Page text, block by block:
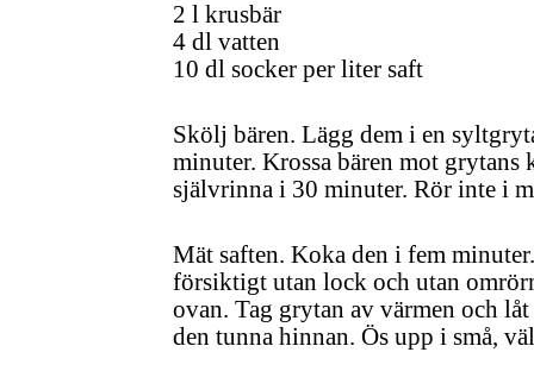
2 l krusbär
4 dl vatten
10 dl socker per liter saft
Skölj bären. Lägg dem i en
minuter. Krossa bären mot
självrinna i 30 minuter. Rör inte i
Mät saften. Koka den i fem
försiktigt utan lock och utan
ovan. Tag grytan av värmen och
den tunna hinnan. Ös upp i små,